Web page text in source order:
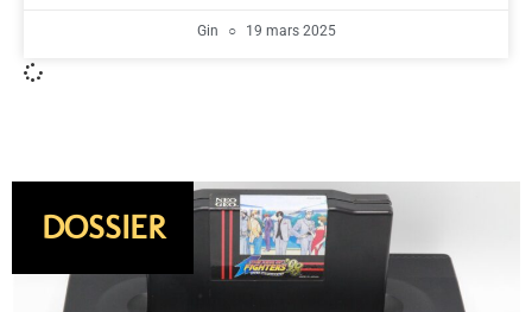
Gin 19 mars 2025
DOSSIER